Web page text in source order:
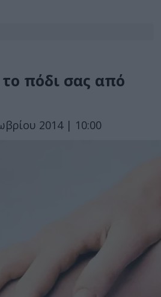
πόδι σας από
2014 | 10:00